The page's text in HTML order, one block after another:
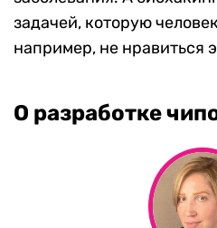
задачей, которую
например, не нравиться
О разработке